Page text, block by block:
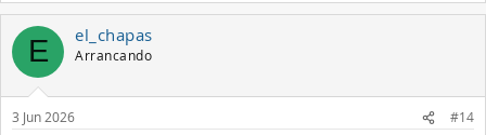
E el_chapas
Arrancando
3 Jun 2026 #14